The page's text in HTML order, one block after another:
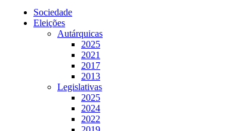
Sociedade
Eleições
Autárquicas
2025
2021
2017
2013
Legislativas
2025
2024
2022